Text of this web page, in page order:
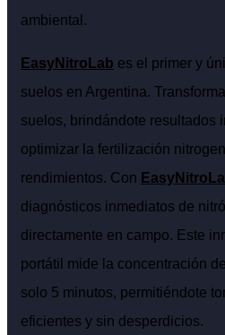
ambiental.
EasyNitroLab es el primer y
suelos en Argentina.
suelos, brindándote resultados
optimizar la fertilización
rendimientos. Con
diagnósticos inmediatos de
directamente en campo. Este
portátil mide la concentración
solo 5 minutos, permitiéndote
eficientes y sin desperdicios.